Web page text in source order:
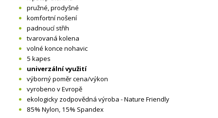
pružné, prodyšné
komfortní nošení
padnoucí střih
tvarovaná kolena
volné konce nohavic
5 kapes
univerzální využití
výborný poměr cena/výkon
vyrobeno v Evropě
ekologicky zodpovědná výroba - Nature Friendly
85% Nylon, 15% Spandex